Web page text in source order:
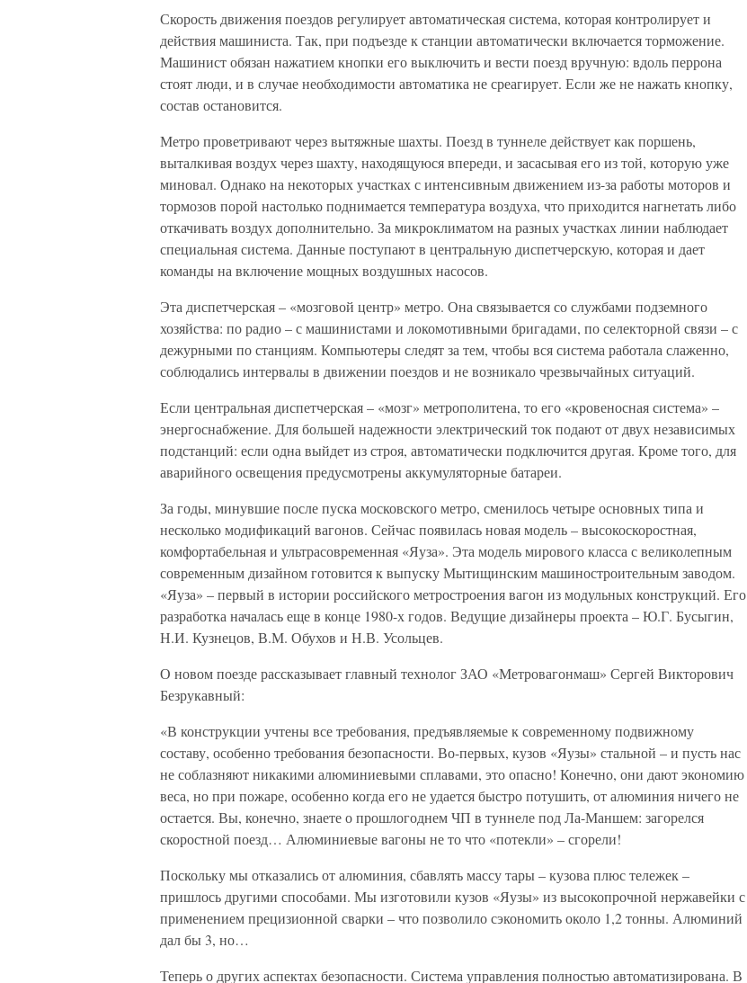
Скорость движения поездов регулирует автоматическая система, которая контролирует и
действия машиниста. Так, при подъезде к станции автоматически включается торможение.
Машинист обязан нажатием кнопки его выключить и вести поезд вручную: вдоль перрона
стоят люди, и в случае необходимости автоматика не среагирует. Если же не нажать кнопку,
состав остановится.
Метро проветривают через вытяжные шахты. Поезд в туннеле действует как поршень,
выталкивая воздух через шахту, находящуюся впереди, и засасывая его из той, которую уже
миновал. Однако на некоторых участках с интенсивным движением из-за работы моторов и
тормозов порой настолько поднимается температура воздуха, что приходится нагнетать либо
откачивать воздух дополнительно. За микроклиматом на разных участках линии наблюдает
специальная система. Данные поступают в центральную диспетчерскую, которая и дает
команды на включение мощных воздушных насосов.
Эта диспетчерская – «мозговой центр» метро. Она связывается со службами подземного
хозяйства: по радио – с машинистами и локомотивными бригадами, по селекторной связи – с
дежурными по станциям. Компьютеры следят за тем, чтобы вся система работала слаженно,
соблюдались интервалы в движении поездов и не возникало чрезвычайных ситуаций.
Если центральная диспетчерская – «мозг» метрополитена, то его «кровеносная система» –
энергоснабжение. Для большей надежности электрический ток подают от двух независимых
подстанций: если одна выйдет из строя, автоматически подключится другая. Кроме того, для
аварийного освещения предусмотрены аккумуляторные батареи.
За годы, минувшие после пуска московского метро, сменилось четыре основных типа и
несколько модификаций вагонов. Сейчас появилась новая модель – высокоскоростная,
комфортабельная и ультрасовременная «Яуза». Эта модель мирового класса с великолепным
современным дизайном готовится к выпуску Мытищинским машиностроительным заводом.
«Яуза» – первый в истории российского метростроения вагон из модульных конструкций. Его
разработка началась еще в конце 1980-х годов. Ведущие дизайнеры проекта – Ю.Г. Бусыгин,
Н.И. Кузнецов, В.М. Обухов и Н.В. Усольцев.
О новом поезде рассказывает главный технолог ЗАО «Метровагонмаш» Сергей Викторович
Безрукавный:
«В конструкции учтены все требования, предъявляемые к современному подвижному
составу, особенно требования безопасности. Во-первых, кузов «Яузы» стальной – и пусть нас
не соблазняют никакими алюминиевыми сплавами, это опасно! Конечно, они дают экономию
веса, но при пожаре, особенно когда его не удается быстро потушить, от алюминия ничего не
остается. Вы, конечно, знаете о прошлогоднем ЧП в туннеле под Ла-Маншем: загорелся
скоростной поезд… Алюминиевые вагоны не то что «потекли» – сгорели!
Поскольку мы отказались от алюминия, сбавлять массу тары – кузова плюс тележек –
пришлось другими способами. Мы изготовили кузов «Яузы» из высокопрочной нержавейки с
применением прецизионной сварки – что позволило сэкономить около 1,2 тонны. Алюминий
дал бы 3, но…
Теперь о других аспектах безопасности. Система управления полностью автоматизирована. В